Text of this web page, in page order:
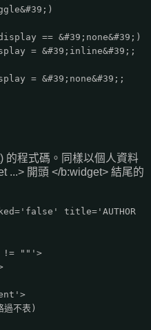
== &#39;none&#39;)
= &#39;inline&#39;;
&#39;none&#39;;
的程式碼。同樣以個人資料
...> 開頭 </b:widget> 結尾的
title='AUTHOR
""'>
表)